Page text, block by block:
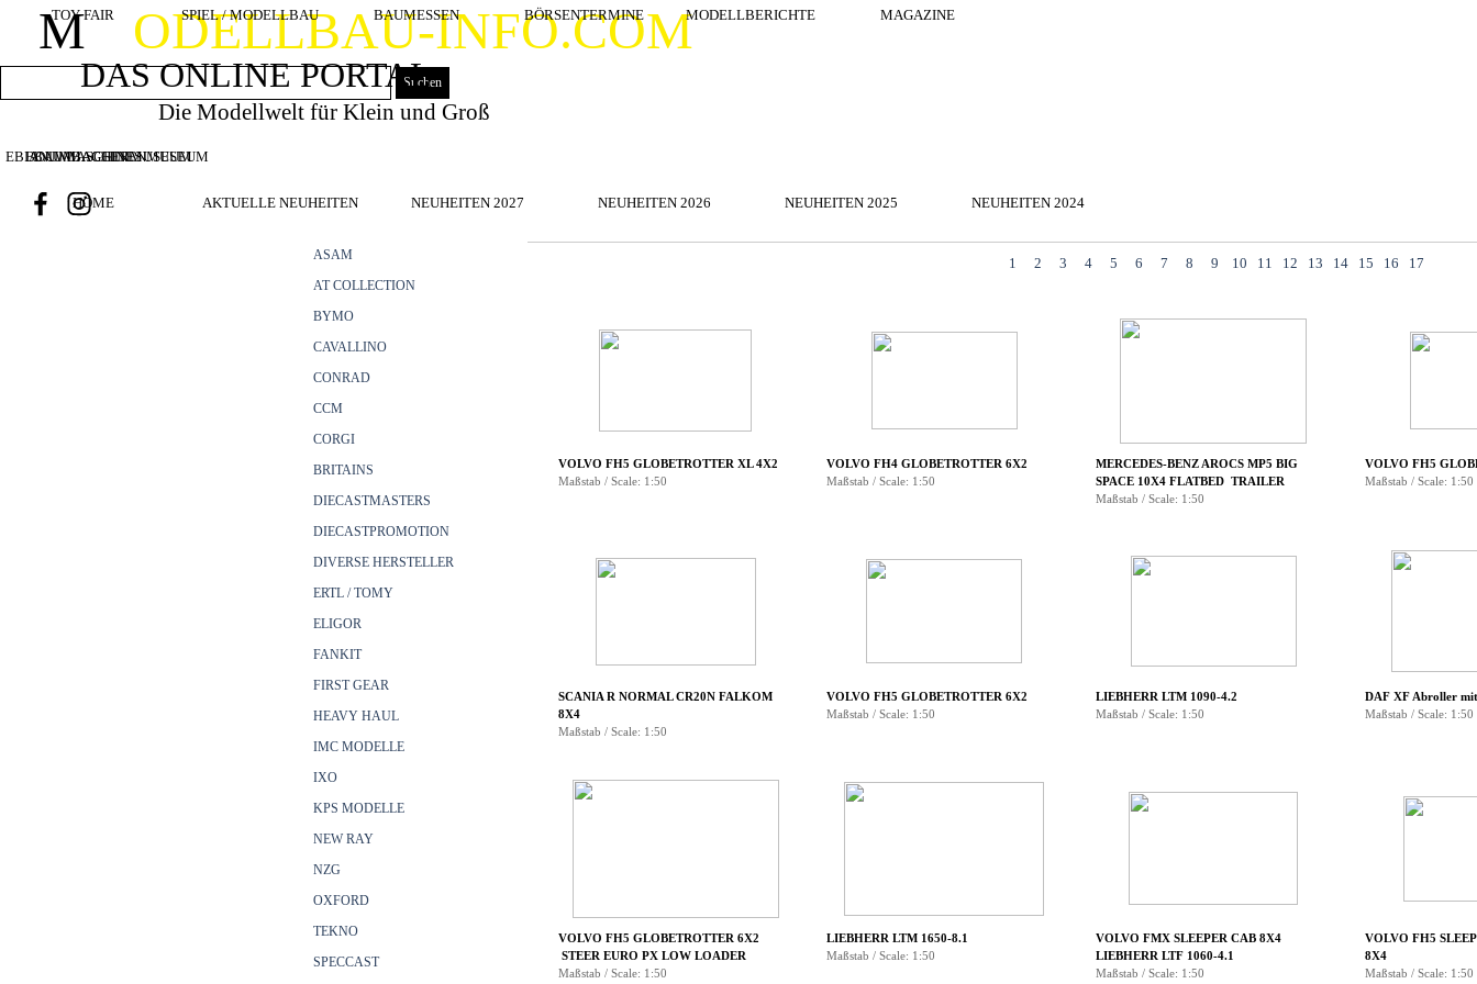
Direkt zum SeiteninhaltODELLBAU-INFO.COM
M
TOY FAIR SPIEL / MODELLBAU BAUMESSEN BÖRSENTERMINE ▼
MODELLBERICHTE MAGAZINE
DAS ONLINE PORTAL
Suchen
Die Modellwelt für Klein und Groß
BOUWMACHINES
BAUMASCHINENMUSEUM
EBIANUMBAGGERMUSEUM
HOME AKTUELLE NEUHEITEN NEUHEITEN 2027 ▼
NEUHEITEN 2026 ▼
NEUHEITEN 2025 ▼
NEUHEITEN 2024
ASAM
AT COLLECTION
BYMO
CAVALLINO
CONRAD
CCM
CORGI
BRITAINS
DIECASTMASTERS
DIECASTPROMOTION
DIVERSE HERSTELLER
ERTL / TOMY
ELIGOR
FANKIT
FIRST GEAR
HEAVY HAUL
IMC MODELLE
IXO
KPS MODELLE
NEW RAY
NZG
OXFORD
TEKNO
SPECCAST
1 2 3 4 5 6 7 8 9 10 11 12 13 14 15 16 17
VOLVO FH5 GLOBETROTTER XL 4X2
Maßstab / Scale: 1:50
VOLVO FH4 GLOBETROTTER 6X2
Maßstab / Scale: 1:50
MERCEDES-BENZ AROCS MP5 BIG
SPACE 10X4 FLATBED TRAILER
Maßstab / Scale: 1:50
VOLVO FH5
Maßstab / Scale: 1:50
SCANIA R NORMAL CR20N FALKOM
8X4
Maßstab / Scale: 1:50
VOLVO FH5 GLOBETROTTER 6X2
Maßstab / Scale: 1:50
LIEBHERR LTM 1090-4.2
Maßstab / Scale: 1:50
DAF XF Abroller
Maßstab / Scale: 1:50
VOLVO FH5 GLOBETROTTER 6X2
STEER EURO PX LOW LOADER
Maßstab / Scale: 1:50
LIEBHERR LTM 1650-8.1
Maßstab / Scale: 1:50
VOLVO FMX SLEEPER CAB 8X4
LIEBHERR LTF 1060-4.1
Maßstab / Scale: 1:50
VOLVO FH5
8X4
Maßstab / Scale: 1:50